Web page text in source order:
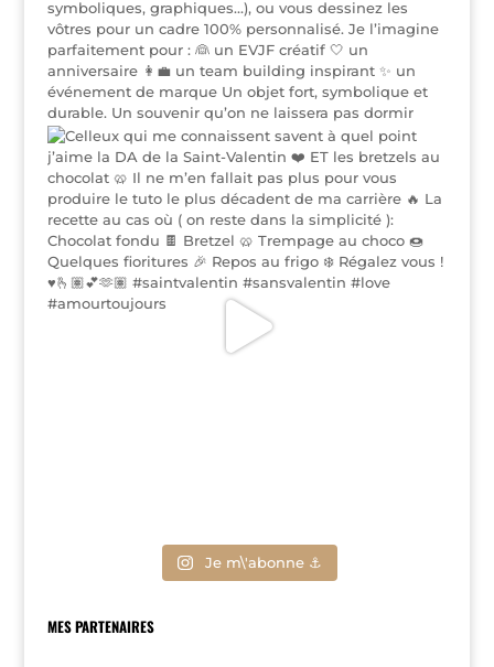
Je m\'abonne ⚓
MES PARTENAIRES